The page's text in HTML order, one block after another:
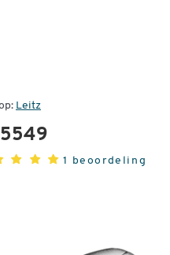
Leitz
1 beoordeling